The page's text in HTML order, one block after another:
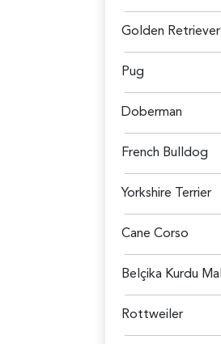
Golden Retriever
Pug
Doberman
French Bulldog
Yorkshire Terrier
Cane Corso
Rottweiler